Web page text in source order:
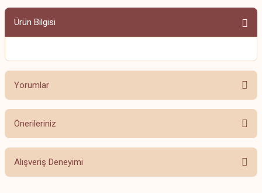
Ürün Bilgisi
Yorumlar
Bu ürüne ilk yorumu siz yapın!
Önerileriniz
Bu ürünün fiyat bilgisi, resim, ürün açıklamalarında ve diğer konularda
yetersiz gördüğünüz noktaları öneri formunu kullanarak tarafımıza
iletebilirsiniz.
Alışveriş Deneyimi